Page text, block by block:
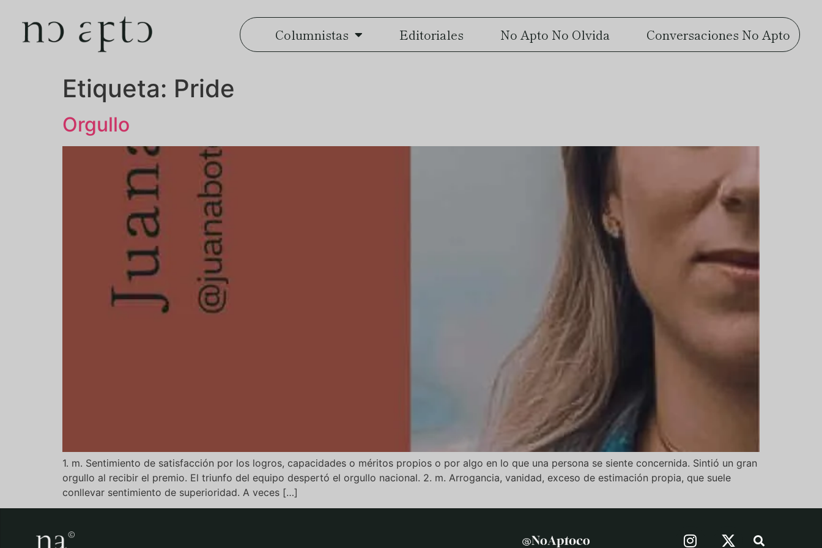
Columnistas Editoriales No Apto No Olvida Conversaciones No Apto
Etiqueta: Pride
Orgullo
1. m. Sentimiento de satisfacción por los logros, capacidades o méritos propios o por algo en lo que una persona se siente concernida. Sintió un gran
orgullo al recibir el premio. El triunfo del equipo despertó el orgullo nacional. 2. m. Arrogancia, vanidad, exceso de estimación propia, que suele
conllevar sentimiento de superioridad. A veces […]